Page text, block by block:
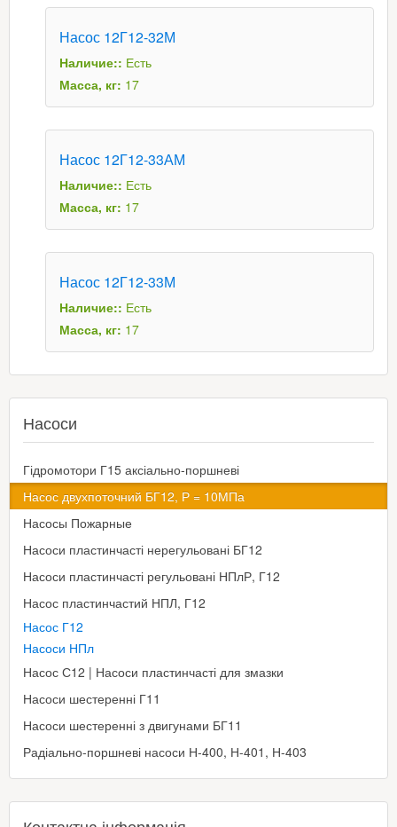
Насос 12Г12-32М
Наличие:: Есть
Масса, кг: 17
Насос 12Г12-33АМ
Наличие:: Есть
Масса, кг: 17
Насос 12Г12-33М
Наличие:: Есть
Масса, кг: 17
Насоси
Гідромотори Г15 аксіально-поршневі
Насос двухпоточний БГ12, Р = 10МПа
Насосы Пожарные
Насоси пластинчасті нерегульовані БГ12
Насоси пластинчасті регульовані НПлР, Г12
Насос пластинчастий НПЛ, Г12
Насос Г12
Насоси НПл
Насос С12 | Насоси пластинчасті для змазки
Насоси шестеренні Г11
Насоси шестеренні з двигунами БГ11
Радіально-поршневі насоси Н-400, Н-401, Н-403